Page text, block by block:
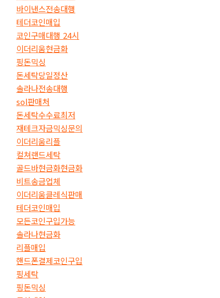
바이낸스전송대행
테더코인매입
코인구매대행 24시
이더리움현금화
핑돈믹싱
돈세탁당일정산
솔라나전송대행
sol판매처
돈세탁수수료최저
재테크자금믹싱문의
이더리움리플
컬쳐랜드세탁
골드바현금화현금화
비트송금업체
이더리움클레식판매
테더코인매입
모든코인구입가능
솔라나현금화
리플매입
핸드폰결제코인구입
핑세탁
핑돈믹싱